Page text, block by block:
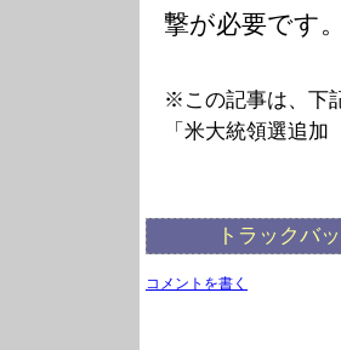
撃が必要です
※この記事は、下
「米大統領選追加
トラックバ
コメントを書く